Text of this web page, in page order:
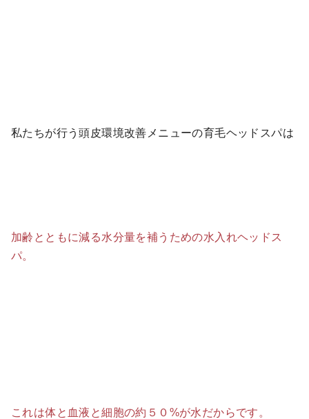
私たちが行う頭皮環境改善メニューの育毛ヘッドスパは
加齢とともに減る水分量を補うための水入れヘッドス
パ。
これは体と血液と細胞の約５０%が水だからです。